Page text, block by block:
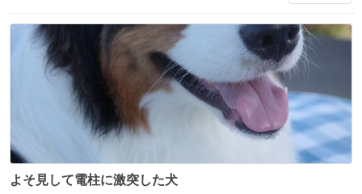
数
ス
ト
数
ね
よそ見して電柱に激突した犬